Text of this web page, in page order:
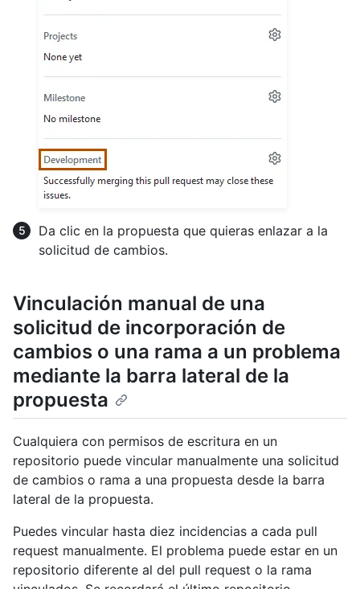
Da clic en la propuesta que quieras enlazar a la
solicitud de cambios.
Vinculación manual de una
solicitud de incorporación de
cambios o una rama a un problema
mediante la barra lateral de la
propuesta
Cualquiera con permisos de escritura en un
repositorio puede vincular manualmente una solicitud
de cambios o rama a una propuesta desde la barra
lateral de la propuesta.
Puedes vincular hasta diez incidencias a cada pull
request manualmente. El problema puede estar en un
repositorio diferente al del pull request o la rama